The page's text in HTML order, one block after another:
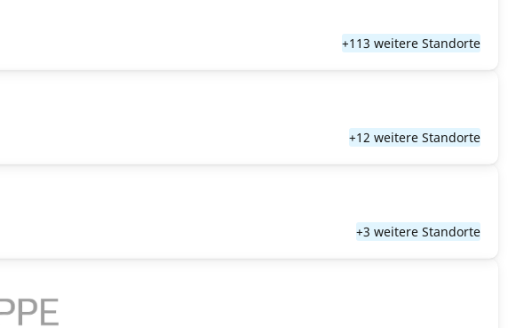
+113 weitere Standorte
+12 weitere Standorte
+3 weitere Standorte